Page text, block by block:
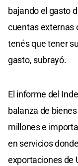
bajando el gasto
cuentas externas
tenés que tener
gasto, subrayó.
El informe del
balanza de
millones e
en servicios
exportaciones de